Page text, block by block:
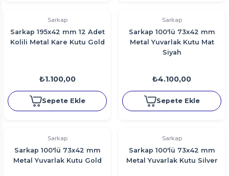
Sarkap
Sarkap 195x42 mm 12 Adet
Kolili Metal Kare Kutu Gold
₺1.100,00
Sepete Ekle
Sarkap
Sarkap 100'lü 73x42 mm
Metal Yuvarlak Kutu Mat
Siyah
₺4.100,00
Sepete Ekle
Sarkap
Sarkap 100'lü 73x42 mm
Metal Yuvarlak Kutu Gold
Sarkap
Sarkap 100'lü 73x42 mm
Metal Yuvarlak Kutu Silver